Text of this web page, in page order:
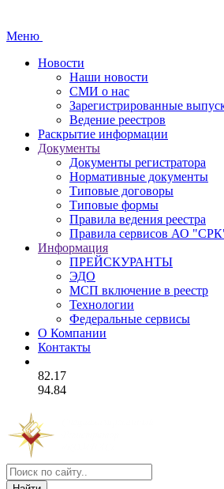
Меню
Новости
Наши новости
СМИ о нас
Зарегистрированные
Ведение реестров
Раскрытие информации
Документы
Документы регистратора
Нормативные документы
Типовые договоры
Типовые формы
Правила ведения реестра
Правила сервисов АО
Информация
ПРЕЙСКУРАНТЫ
ЭДО
МСП включение в реестр
Технологии
Федеральные сервисы
О Компании
Контакты
82.17
94.84